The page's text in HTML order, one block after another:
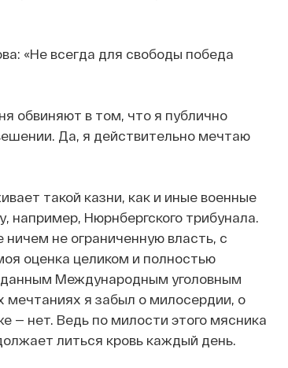
«Не всегда для свободы победа
обвиняют в том, что я публично
Да, я действительно мечтаю
такой казни, как и иные военные
например, Нюрнбергского трибунала.
не ограниченную власть, с
оценка целиком и полностью
Международным уголовным
мечтаниях я забыл о милосердии, о
— нет. Ведь по милости этого мясника
литься кровь каждый день.